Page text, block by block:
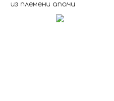
из племени апачи